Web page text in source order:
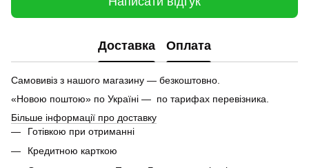
Доставка Оплата
Самовивіз з нашого магазину — безкоштовно.
«Новою поштою» по Україні — по тарифах перевізника.
Більше інформації про доставку
Готівкою при отриманні
Кредитною карткою